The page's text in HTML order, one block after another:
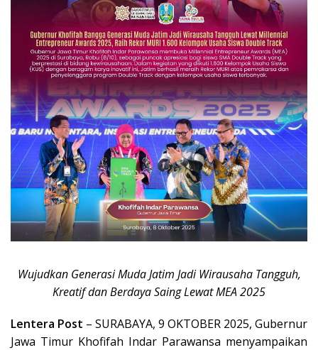
Wujudkan Generasi Muda Jatim Jadi Wirausaha Tangguh,
Kreatif dan Berdaya Saing Lewat MEA 2025
Lentera Post – SURABAYA, 9 OKTOBER 2025, Gubernur
Jawa Timur Khofifah Indar Parawansa menyampaikan